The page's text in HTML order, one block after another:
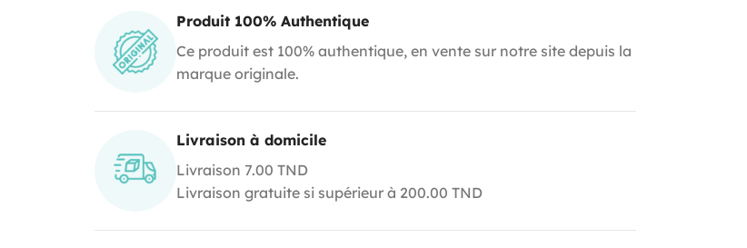
Produit 100% Authentique
Ce produit est 100% authentique, en vente sur notre site depuis la
marque originale.
Livraison à domicile
Livraison 7.00 TND
Livraison gratuite si supérieur à 200.00 TND